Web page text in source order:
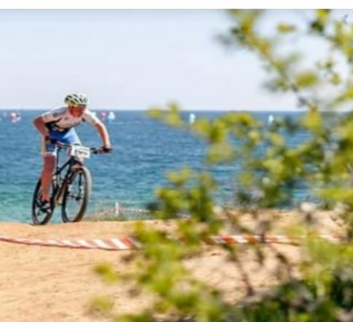
технiчне забезпечення.
покладається на Головну суддівську колегію (головний суддя змагань
змагань здiйснює команда команда любителів меду та
допускаються всі бажаючі за віковими категоріями:
р.н. включно) - 60 хвилин;
- 60 хвилин;
хвилин;
допускаються всі бажаючі за віковими категоріями: